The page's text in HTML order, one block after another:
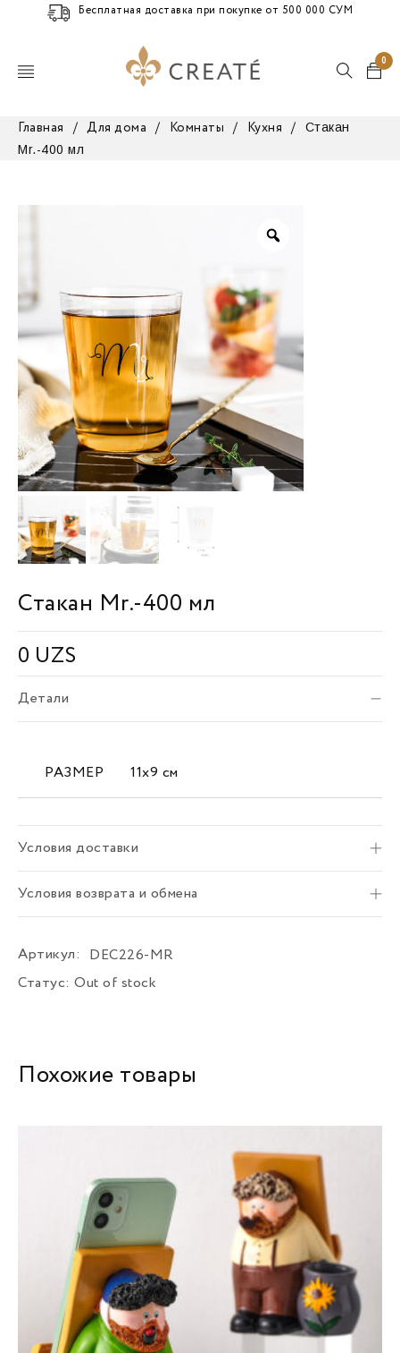
Бесплатная доставка при покупке от 500 000 СУМ
0
Главная / Для дома / Комнаты / Кухня /
Стакан
Mr.-400 мл
Стакан Mr.-400 мл
0 UZS
Детали
РАЗМЕР 11х9 см
Условия доставки
Условия возврата и обмена
Артикул:
DEC226-MR
Статус: Out of stock
Похожие товары